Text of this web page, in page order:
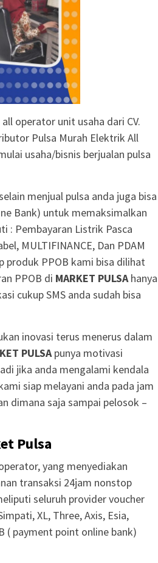
operator unit usaha dari CV.
Pulsa Murah Elektrik All
usaha/bisnis berjualan pulsa
menjual pulsa anda juga bisa
Bank) untuk memaksimalkan
: Pembayaran Listrik Pasca
MULTIFINANCE, Dan PDAM
produk PPOB kami bisa dilihat
PPOB di MARKET PULSAhanya
cukup SMS anda sudah bisa
inovasi terus menerus dalam
PULSApunya motivasi
jika anda mengalami kendala
siap melayani anda pada jam
dimana saja sampai pelosok –
Pulsa
yang menyediakan
transaksi 24jam nonstop
seluruh provider voucher
XL, Three, Axis, Esia,
( payment point online bank)